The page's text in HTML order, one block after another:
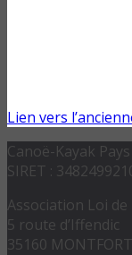
Lien vers
Canoë-Kayak
SIRET :
Association Loi de
5 route d’Iffendic
35160